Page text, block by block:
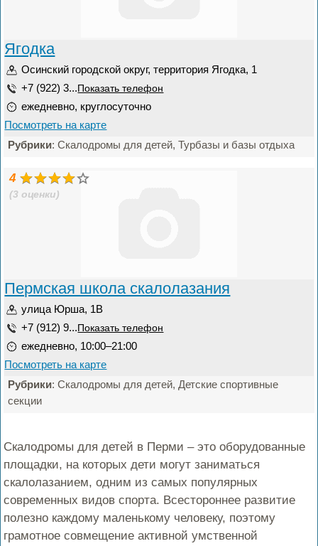
Ягодка
Осинский городской округ, территория Ягодка, 1
+7 (922) 3... Показать телефон
ежедневно, круглосуточно
Посмотреть на карте
Рубрики: Скалодромы для детей, Турбазы и базы отдыха
4
(3 оценки)
Пермская школа скалолазания
улица Юрша, 1В
+7 (912) 9... Показать телефон
ежедневно, 10:00–21:00
Посмотреть на карте
Рубрики: Скалодромы для детей, Детские спортивные
секции
Скалодромы для детей в Перми – это оборудованные
площадки, на которых дети могут заниматься
скалолазанием, одним из самых популярных
современных видов спорта. Всестороннее развитие
полезно каждому маленькому человеку, поэтому
грамотное совмещение активной умственной